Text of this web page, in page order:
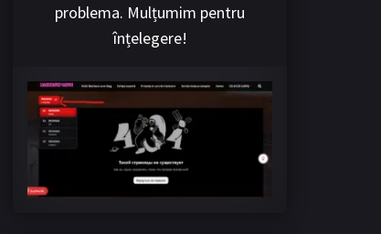
problema. Mulțumim pentru
înțelegere!